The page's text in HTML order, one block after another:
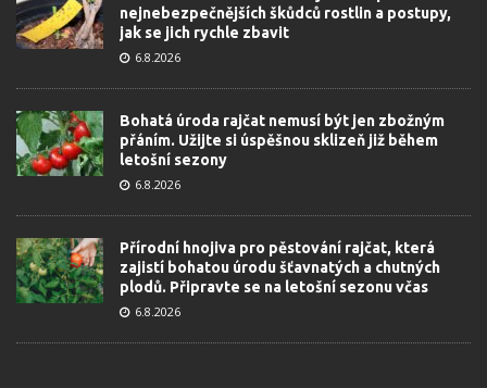
nejnebezpečnějších škůdců rostlin a postupy,
jak se jich rychle zbavit
6.8.2026
Bohatá úroda rajčat nemusí být jen zbožným
přáním. Užijte si úspěšnou sklizeň již během
letošní sezony
6.8.2026
Přírodní hnojiva pro pěstování rajčat, která
zajistí bohatou úrodu šťavnatých a chutných
plodů. Připravte se na letošní sezonu včas
6.8.2026